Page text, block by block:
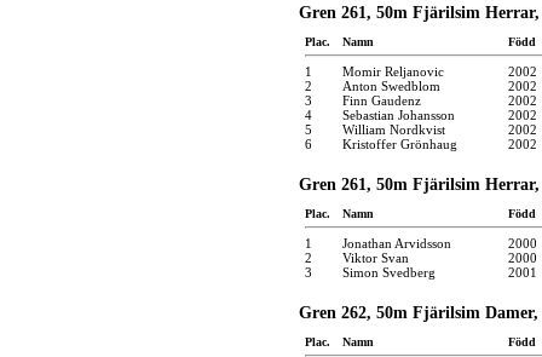
Gren 261, 50m Fjärilsim Herrar,
Plac. Namn Född
1 Momir Reljanovic
2002
2
Anton Swedblom
2002
3
Finn Gaudenz
2002
4
Sebastian Johansson
2002
5
William Nordkvist
2002
6
Kristoffer Grönhaug 2002
Gren 261, 50m Fjärilsim Herrar,
Plac. Namn Född
1 Jonathan Arvidsson
2000
2
Viktor Svan
2000
3
Simon Svedberg 2001
Gren 262, 50m Fjärilsim Damer,
Plac. Namn Född